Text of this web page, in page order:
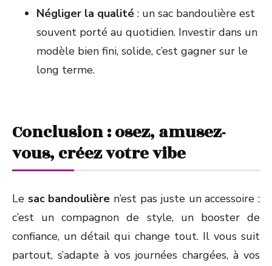
Négliger la qualité : un sac bandoulière est
souvent porté au quotidien. Investir dans un
modèle bien fini, solide, c’est gagner sur le
long terme.
Conclusion : osez, amusez-
vous, créez votre vibe
Le sac bandoulière n’est pas juste un accessoire :
c’est un compagnon de style, un booster de
confiance, un détail qui change tout. Il vous suit
partout, s’adapte à vos journées chargées, à vos